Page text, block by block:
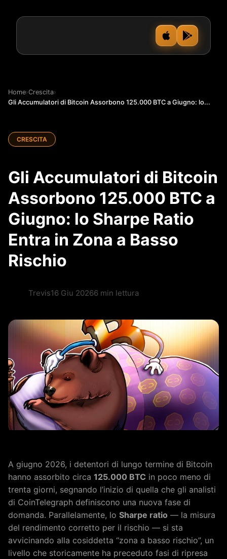
Home›Crescita›
Gli Accumulatori di Bitcoin Assorbono 125.000 BTC a Giugno: lo...
CRESCITA
Gli Accumulatori di Bitcoin
Assorbono 125.000 BTC a
Giugno: lo Sharpe Ratio
Entra in Zona a Basso
Rischio
Trevis16 Giu 20266 min lettura
A giugno 2026, i detentori di lungo termine di Bitcoin
hanno assorbito circa 125.000 BTC in poco meno di
trenta giorni, segnando l’inizio di quella che gli analisti
di CoinTelegraph definiscono una nuova fase di
domanda. Parallelamente, lo Sharpe ratio — la misura
del rendimento corretto per il rischio — si sta
avvicinando alla cosiddetta “zona a basso rischio”, un
livello che storicamente ha preceduto fasi di ripresa